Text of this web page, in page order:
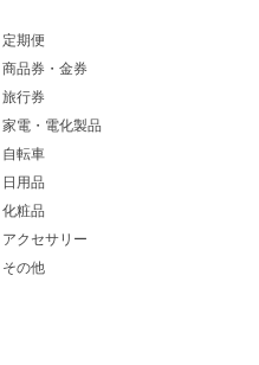
定期便
商品券・金券
旅行券
家電・電化製品
自転車
日用品
化粧品
アクセサリー
その他